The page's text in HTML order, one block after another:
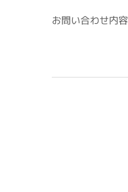
お問い合わせ内容